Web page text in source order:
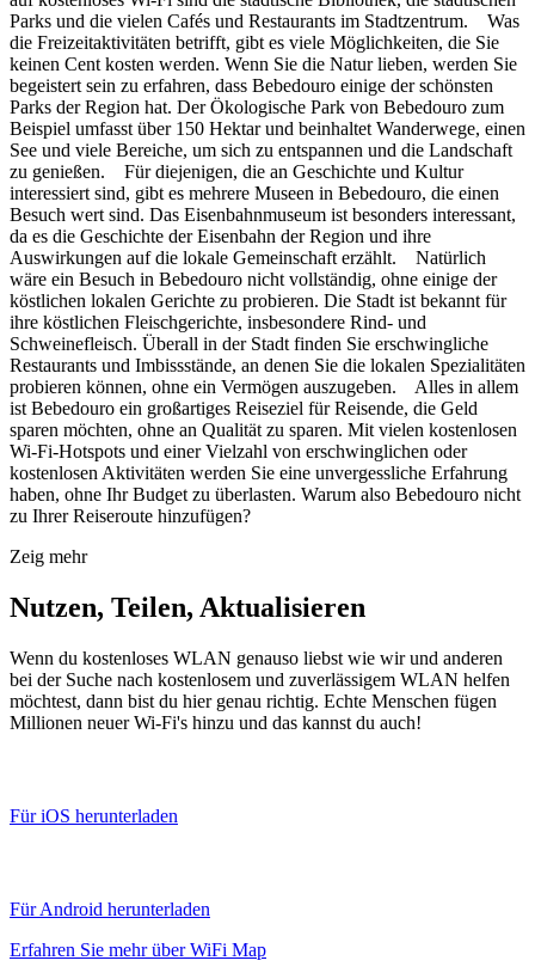
Parks und die vielen Cafés und Restaurants im Stadtzentrum. Was
die Freizeitaktivitäten betrifft, gibt es viele Möglichkeiten, die Sie
keinen Cent kosten werden. Wenn Sie die Natur lieben, werden Sie
begeistert sein zu erfahren, dass Bebedouro einige der schönsten
Parks der Region hat. Der Ökologische Park von Bebedouro zum
Beispiel umfasst über 150 Hektar und beinhaltet Wanderwege, einen
See und viele Bereiche, um sich zu entspannen und die Landschaft
zu genießen. Für diejenigen, die an Geschichte und Kultur
interessiert sind, gibt es mehrere Museen in Bebedouro, die einen
Besuch wert sind. Das Eisenbahnmuseum ist besonders interessant,
da es die Geschichte der Eisenbahn der Region und ihre
Auswirkungen auf die lokale Gemeinschaft erzählt. Natürlich
wäre ein Besuch in Bebedouro nicht vollständig, ohne einige der
köstlichen lokalen Gerichte zu probieren. Die Stadt ist bekannt für
ihre köstlichen Fleischgerichte, insbesondere Rind- und
Schweinefleisch. Überall in der Stadt finden Sie erschwingliche
Restaurants und Imbissstände, an denen Sie die lokalen Spezialitäten
probieren können, ohne ein Vermögen auszugeben. Alles in allem
ist Bebedouro ein großartiges Reiseziel für Reisende, die Geld
sparen möchten, ohne an Qualität zu sparen. Mit vielen kostenlosen
Wi-Fi-Hotspots und einer Vielzahl von erschwinglichen oder
kostenlosen Aktivitäten werden Sie eine unvergessliche Erfahrung
haben, ohne Ihr Budget zu überlasten. Warum also Bebedouro nicht
zu Ihrer Reiseroute hinzufügen?
Zeig mehr
Nutzen, Teilen, Aktualisieren
Wenn du kostenloses WLAN genauso liebst wie wir und anderen
bei der Suche nach kostenlosem und zuverlässigem WLAN helfen
möchtest, dann bist du hier genau richtig. Echte Menschen fügen
Millionen neuer Wi-Fi's hinzu und das kannst du auch!
Für iOS herunterladen
Für Android herunterladen
Erfahren Sie mehr über WiFi Map